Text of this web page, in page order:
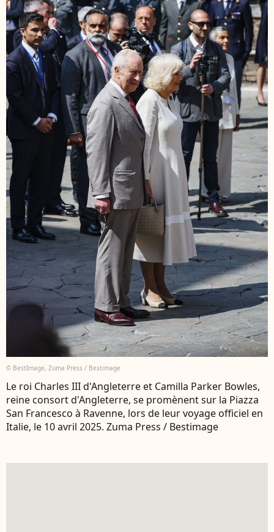
© BestImage, Zuma Press / Bestimage
Le roi Charles III d'Angleterre et Camilla Parker Bowles,
reine consort d'Angleterre, se promènent sur la Piazza
San Francesco à Ravenne, lors de leur voyage officiel en
Italie, le 10 avril 2025. Zuma Press / Bestimage